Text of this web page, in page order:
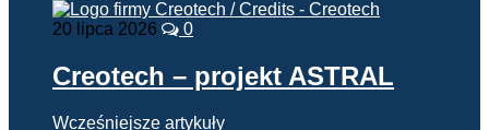
20 lipca 2026 0
Creotech – projekt ASTRAL
Wcześniejsze artykuły